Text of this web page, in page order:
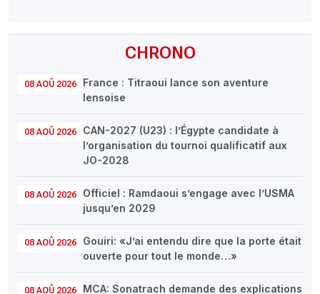
CHRONO
08 AOÛ 2026
France : Titraoui lance son aventure
lensoise
08 AOÛ 2026
CAN-2027 (U23) : l’Égypte candidate à
l’organisation du tournoi qualificatif aux
JO-2028
08 AOÛ 2026
Officiel : Ramdaoui s’engage avec l’USMA
jusqu’en 2029
08 AOÛ 2026
Gouiri: «J’ai entendu dire que la porte était
ouverte pour tout le monde…»
08 AOÛ 2026
MCA: Sonatrach demande des explications